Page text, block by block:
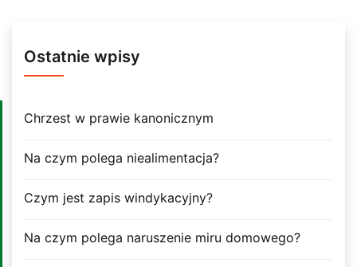
Ostatnie wpisy
Chrzest w prawie kanonicznym
Na czym polega niealimentacja?
Czym jest zapis windykacyjny?
Na czym polega naruszenie miru domowego?